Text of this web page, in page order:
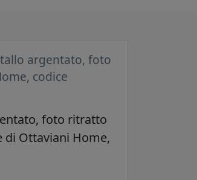
argentato, foto
codice
foto ritratto
di Ottaviani Home,